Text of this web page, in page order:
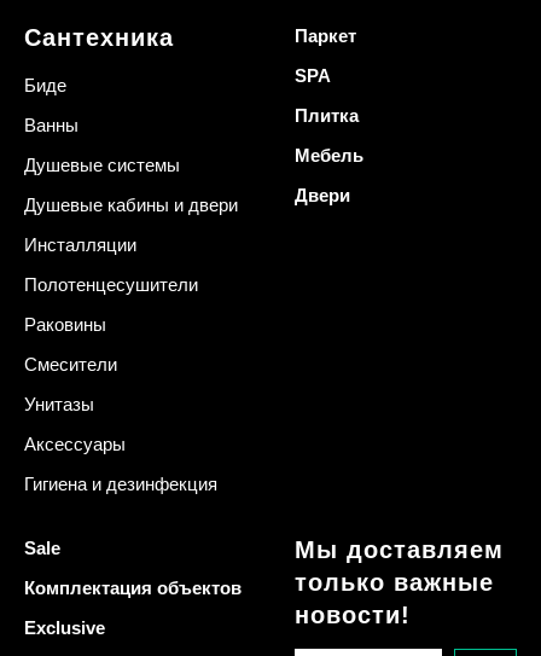
Сантехника
Биде
Ванны
Душевые системы
Душевые кабины и двери
Инсталляции
Полотенцесушители
Раковины
Смесители
Унитазы
Аксессуары
Гигиена и дезинфекция
Паркет
SPA
Плитка
Мебель
Двери
Sale
Комплектация объектов
Exclusive
Мы доставляем
только важные
новости!